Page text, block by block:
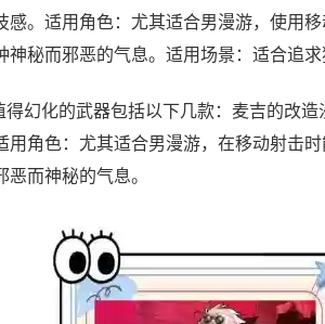
。适用角色：尤其适合男漫游，使用
秘而邪恶的气息。适用场景：适合追求
幻化的武器包括以下几款：麦吉的改
角色：尤其适合男漫游，在移动射击
而神秘的气息。